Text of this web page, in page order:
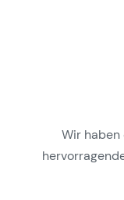
Wir haben